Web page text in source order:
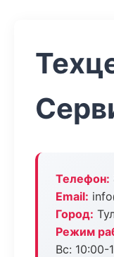
Телефон:
Email:
Город:
Режим
Вс: 10:00-